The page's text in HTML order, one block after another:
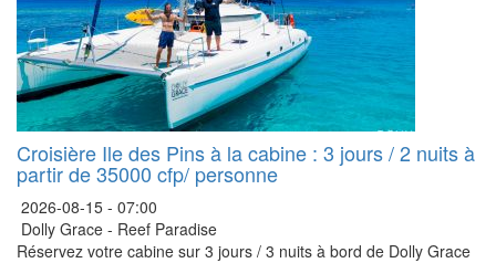
Croisière Ile des Pins à la cabine : 3 jours / 2 nuits à
partir de 35000 cfp/ personne
2026-08-15 - 07:00
Dolly Grace - Reef Paradise
Réservez votre cabine sur 3 jours / 3 nuits à bord de Dolly Grace